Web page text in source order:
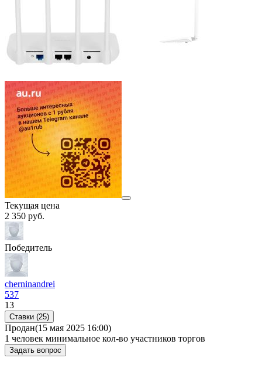
Текущая цена
2 350 руб.
Победитель
cherninandrei
537
13
Ставки (25)
Продан(15 мая 2025 16:00)
1 человек минимальное кол-во участников торгов
Задать вопрос